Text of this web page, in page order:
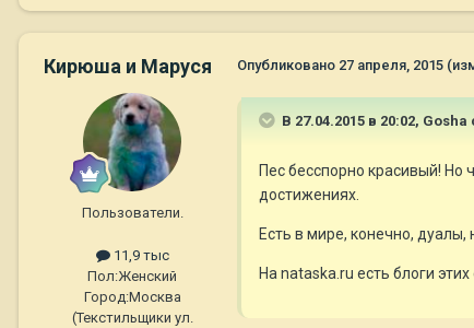
Кирюша и Маруся
Пользователи.
11,9 тыс
Пол:Женский
Город:Москва
(Текстильщики ул.
Опубликовано 27 апреля, 2015
В 27.04.2015 в 20:02, Gosha
Пес бесспорно красивый! Но
достижениях.
Есть в мире, конечно, дуалы,
На nataska.ru есть блоги этих